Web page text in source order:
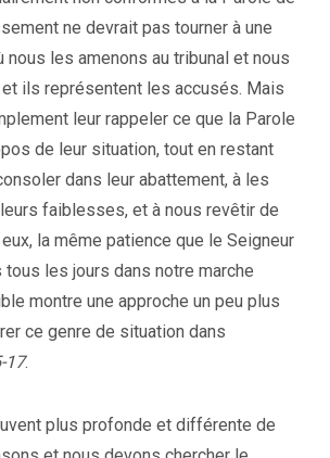
ne devrait pas tourner à une
nous les amenons au tribunal et nous
ils représentent les accusés. Mais
leur rappeler ce que la Parole
de leur situation, tout en restant
dans leur abattement, à les
faiblesses, et à nous revêtir de
la même patience que le Seigneur
les jours dans notre marche
montre une approche un peu plus
ce genre de situation dans
17.
plus profonde et différente de